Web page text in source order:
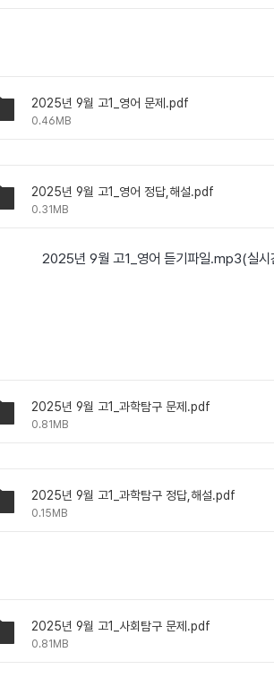
2025년 9월 고1_영어 문제.pdf
0.46MB
2025년 9월 고1_영어 정답,해설.pdf
0.31MB
2025년 9월 고1_영어 듣기파일.mp3(실시
2025년 9월 고1_과학탐구 문제.pdf
0.81MB
2025년 9월 고1_과학탐구 정답,해설.pdf
0.15MB
2025년 9월 고1_사회탐구 문제.pdf
0.81MB